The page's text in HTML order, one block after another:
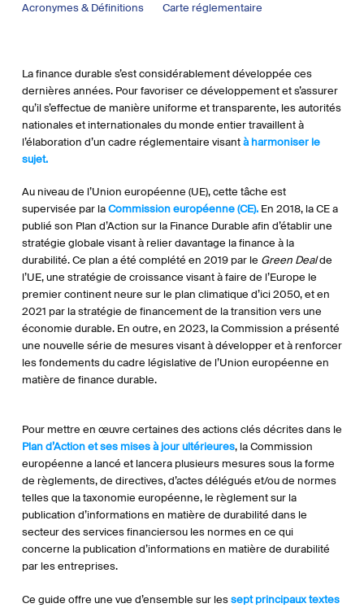
Acronymes & Définitions
Carte réglementaire
La finance durable s’est considérablement développée ces
dernières années. Pour favoriser ce développement et s’assurer
qu’il s’effectue de manière uniforme et transparente, les autorités
nationales et internationales du monde entier travaillent à
l’élaboration d’un cadre réglementaire visantà harmoniser le
sujet.
Au niveau de l’Union européenne (UE), cette tâche est
supervisée par laCommission européenne (CE).En 2018, la CE a
publié son Plan d’Action sur la Finance Durable afin d’établir une
stratégie globale visant à relier davantage la finance à la
durabilité. Ce plan a été complété en 2019 par le Green Dealde
l’UE, une stratégie de croissance visant à faire de l’Europe le
premier continent neure sur le plan climatique d’ici 2050, et en
2021 par la stratégie de financement de la transition vers une
économie durable. En outre, en 2023, la Commission a présenté
une nouvelle série de mesures visant à développer et à renforcer
les fondements du cadre législative de l’Union européenne en
matière de finance durable.
Pour mettre en œuvre certaines des actions clés décrites dans le
Plan d’Action et ses mises à jour ultérieures, la Commission
européenne a lancé et lancera plusieurs mesures sous la forme
de règlements, de directives, d’actes délégués et/ou de normes
telles que la taxonomie européenne, le règlement sur la
publication d’informations en matière de durabilité dans le
secteur des services financiersou les normes en ce qui
concerne la publication d’informations en matière de durabilité
par les entreprises.
Ce guide offre une vue d’ensemble sur lessept principaux textes